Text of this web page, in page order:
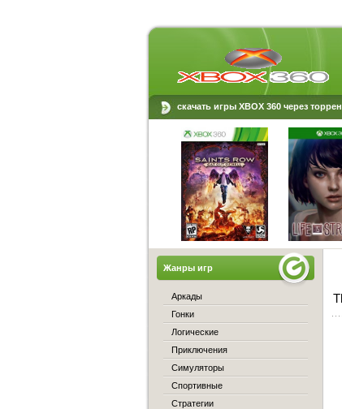
скачать игры XBOX 360 через
Жанры игр
Аркады
Гонки
Логические
Приключения
Симуляторы
Спортивные
Стратегии